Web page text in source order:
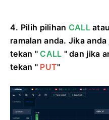
4. Pilih pilihan CALLatau
ramalan anda. Jika anda
tekan " CALL " dan jika
tekan " PUT"